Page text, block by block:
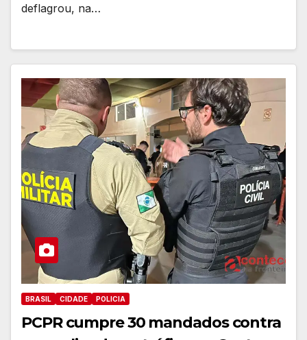
deflagrou, na…
BRASIL CIDADE POLICIA
PCPR cumpre 30 mandados contra